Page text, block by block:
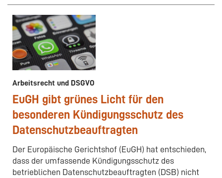
Arbeitsrecht und DSGVO
EuGH gibt grünes Licht für den
besonderen Kündigungsschutz des
Datenschutzbeauftragten
Der Europäische Gerichtshof (EuGH) hat entschieden,
dass der umfassende Kündigungsschutz des
betrieblichen Datenschutzbeauftragten (DSB) nicht